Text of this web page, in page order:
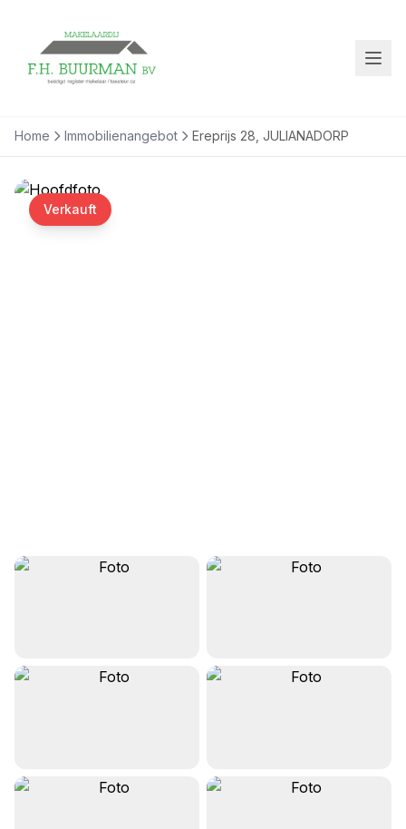
Home Immobilienangebot Ereprijs 28, JULIANADORP
Verkauft